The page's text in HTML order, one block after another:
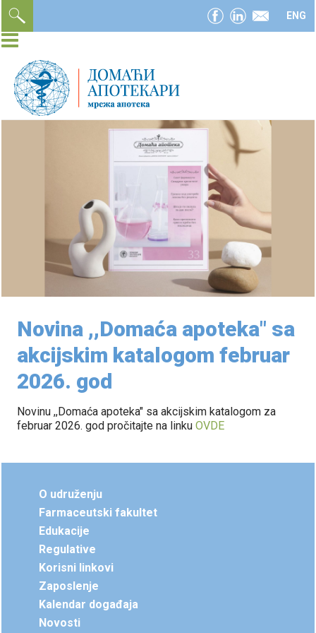
facebooklinkedin
email ENG
Novina ,,Domaća apoteka" sa
akcijskim katalogom februar
2026. god
Novinu ,,Domaća apoteka" sa akcijskim katalogom za
februar 2026. god pročitajte na linkuOVDE
O udruženju
Farmaceutski fakultet
Edukacije
Regulative
Korisni linkovi
Zaposlenje
Kalendar događaja
Novosti